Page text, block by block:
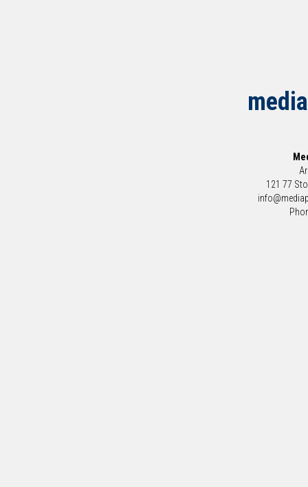
media
121 77